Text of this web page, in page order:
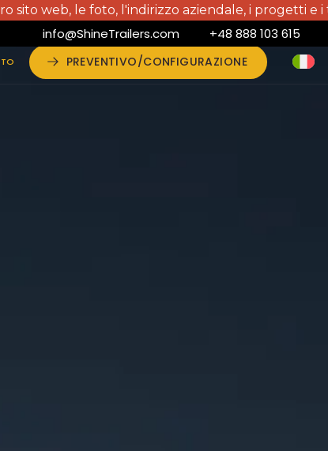
info@ShineTrailers.com +48 888 103 615
PREVENTIVO/CONFIGURAZIONE
foto, l'indirizzo aziendale, i progetti e i testi! Il